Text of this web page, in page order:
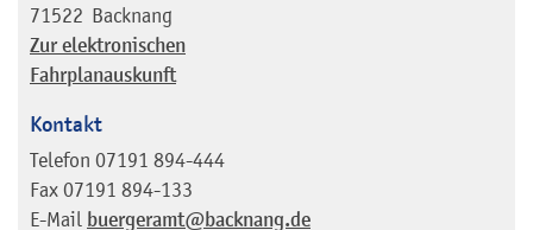
71522 Backnang
Zur elektronischen
Fahrplanauskunft
Kontakt
Telefon 07191 894-444
Fax 07191 894-133
E-Mail buergeramt@backnang.de